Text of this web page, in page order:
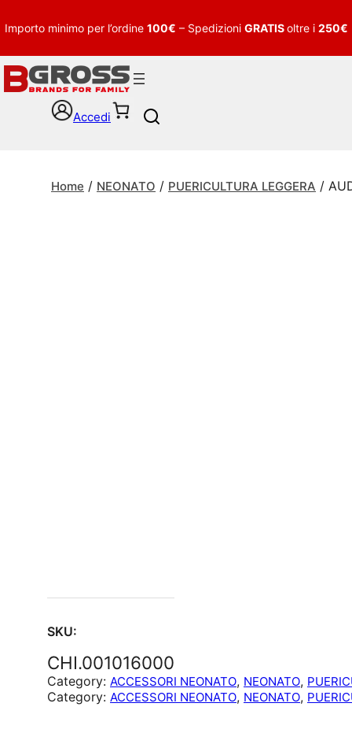
Importo minimo per l’ordine 100€ – Spedizioni GRATISoltre i 250€
Accedi
c
Home / NEONATO / PUERICULTURA LEGGERA /
SKU:
CHI.001016000
Category: ACCESSORI NEONATO, NEONATO,
Category: ACCESSORI NEONATO, NEONATO,